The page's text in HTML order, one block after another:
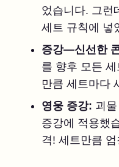
었습니다. 그런
세트 규칙에 넣
증강—신선한
를 향후 모든
만큼 세트마다
영웅 증강: 괴
증강에 적용했
격! 세트만큼